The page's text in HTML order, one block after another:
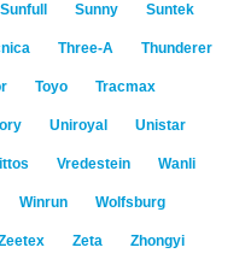
Sunfull Sunny Suntek
Three-A Thunderer
Toyo Tracmax
Uniroyal Unistar
Vredestein Wanli
Winrun Wolfsburg
Zeta Zhongyi